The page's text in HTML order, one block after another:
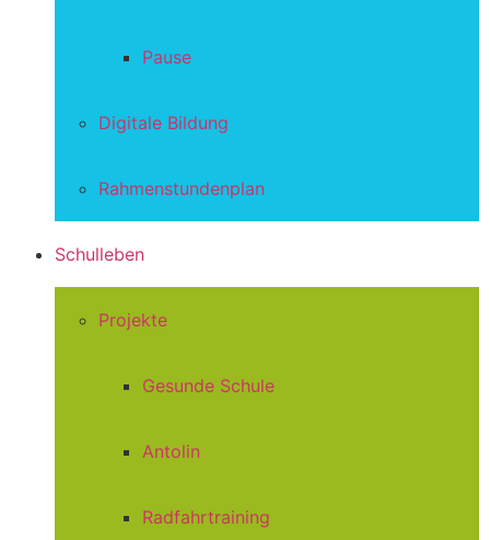
Pause
Digitale Bildung
Rahmenstundenplan
Schulleben
Projekte
Gesunde Schule
Antolin
Radfahrtraining